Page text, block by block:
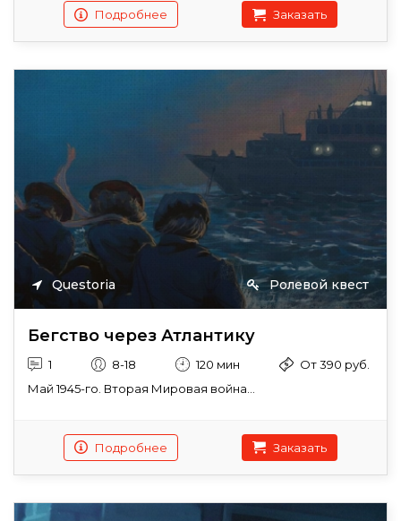
Подробнее Заказать
Questoria Ролевой квест
Бегство через Атлантику
1 8-18 120 мин
От 390 руб.
Май 1945-го. Вторая Мировая война...
Подробнее Заказать